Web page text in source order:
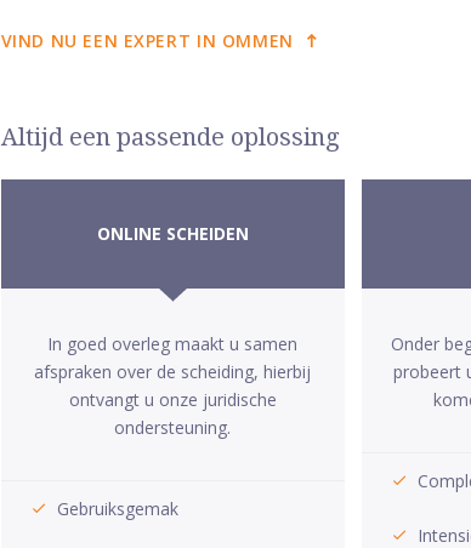
VIND NU EEN EXPERT IN OMMEN
Altijd een passende oplossing
ONLINE SCHEIDEN
In goed overleg maakt u samen
afspraken over de scheiding, hierbij
ontvangt u onze juridische
ondersteuning.
Gebruiksgemak
Onder
probeert